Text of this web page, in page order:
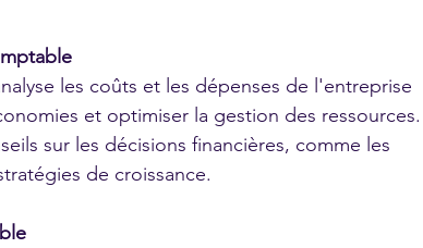
les coûts et les dépenses de l'entreprise
et optimiser la gestion des ressources.
sur les décisions financières, comme les
de croissance.